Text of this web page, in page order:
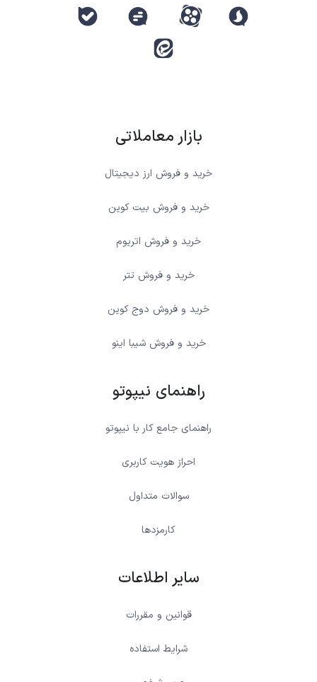
بازار معاملاتی
خرید و فروش ارز دیجیتال
خرید و فروش بیت کوین
خرید و فروش اتریوم
خرید و فروش تتر
خرید و فروش دوج کوین
خرید و فروش شیبا اینو
راهنمای نیپوتو
راهنمای جامع کار با نیپوتو
احراز هویت کاربری
سوالات متداول
کارمزدها
سایر اطلاعات
قوانین و مقررات
شرایط استفاده